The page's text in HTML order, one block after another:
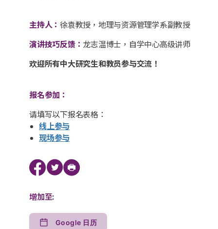
主持人：徐袁教授，地理与资源管理学系副教授
演讲技巧反馈： 龙志温博士，自学中心高级讲师
欢迎所有中大研究生和教员参与交流！
报名参加：
请填写以下报名表格：
线上参与
现场参与
增加至:
Google 日历